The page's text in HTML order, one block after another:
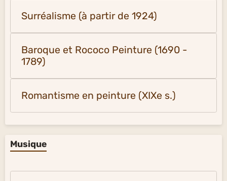
Surréalisme (à partir de 1924)
Baroque et Rococo Peinture (1690 -
1789)
Romantisme en peinture (XIXe s.)
Musique